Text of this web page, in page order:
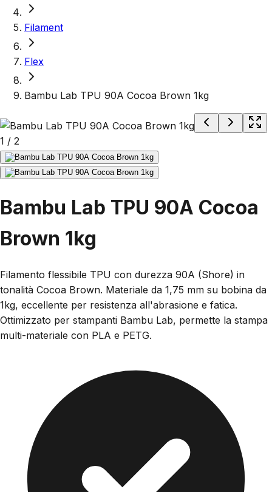
Filament
Flex
Bambu Lab TPU 90A Cocoa Brown 1kg
1 / 2
Bambu Lab TPU 90A Cocoa
Brown 1kg
Filamento flessibile TPU con durezza 90A (Shore) in
tonalità Cocoa Brown. Materiale da 1,75 mm su bobina da
1kg, eccellente per resistenza all'abrasione e fatica.
Ottimizzato per stampanti Bambu Lab, permette la stampa
multi-materiale con PLA e PETG.